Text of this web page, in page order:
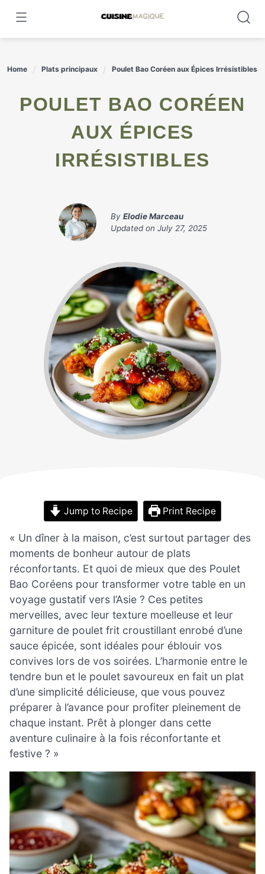
content
Home Plats principaux Poulet Bao Coréen aux Épices Irrésistibles
POULET BAO CORÉEN
AUX ÉPICES
IRRÉSISTIBLES
By Elodie Marceau
Updated on July 27, 2025
Jump to Recipe Print Recipe
« Un dîner à la maison, c’est surtout partager des
moments de bonheur autour de plats
réconfortants. Et quoi de mieux que des Poulet
Bao Coréens pour transformer votre table en un
voyage gustatif vers l’Asie ? Ces petites
merveilles, avec leur texture moelleuse et leur
garniture de poulet frit croustillant enrobé d’une
sauce épicée, sont idéales pour éblouir vos
convives lors de vos soirées. L’harmonie entre le
tendre bun et le poulet savoureux en fait un plat
d’une simplicité délicieuse, que vous pouvez
préparer à l’avance pour profiter pleinement de
chaque instant. Prêt à plonger dans cette
aventure culinaire à la fois réconfortante et
festive ? »